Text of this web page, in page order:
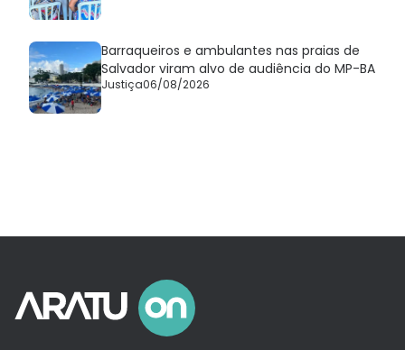
Barraqueiros e ambulantes nas praias de
Salvador viram alvo de audiência do MP-BA
Justiça06/08/2026